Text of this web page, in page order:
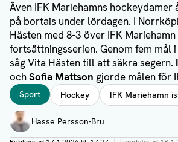
Även IFK Mariehamns
på bortais under lördagen. I
Hästen med 8-3 över IFK Mariehamn
fortsättningsserien. Genom fem mål
såg Vita Hästen till att säkra segern.
ochSofia Mattson gjorde målen för
Taggar
Sport Hockey IFK Mariehamn
Författare
Hasse Persson-Bru
Visa profil